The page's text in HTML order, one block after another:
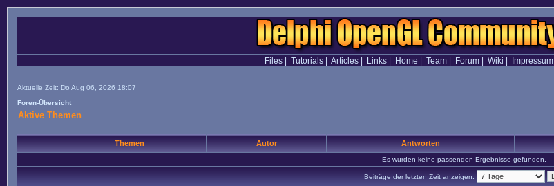
Files| Tutorials| Articles| Links| Home Team| Forum| Wiki Impressum
Aktuelle Zeit: Do Aug 06, 2026 18:07
Foren-Übersicht
Aktive Themen
Themen Autor Antworten
Es wurden keine passenden Ergebnisse gefunden.
Beiträge der letzten Zeit anzeigen: